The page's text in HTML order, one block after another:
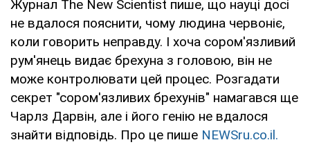
Журнал The New Scientist пише, що науці досі
не вдалося пояснити, чому людина червоніє,
коли говорить неправду. І хоча сором'язливий
рум'янець видає брехуна з головою, він не
може контролювати цей процес. Розгадати
секрет "сором'язливих брехунів" намагався ще
Чарлз Дарвін, але і його генію не вдалося
знайти відповідь. Про це пише NEWSru.co.il.